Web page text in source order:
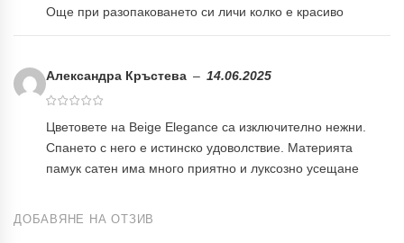
Още при разопаковането си личи колко е красиво
Александра Кръстева – 14.06.2025
Цветовете на Beige Elegance са изключително нежни.
Спането с него е истинско удоволствие. Материята
памук сатен има много приятно и луксозно усещане
ДОБАВЯНЕ НА ОТЗИВ